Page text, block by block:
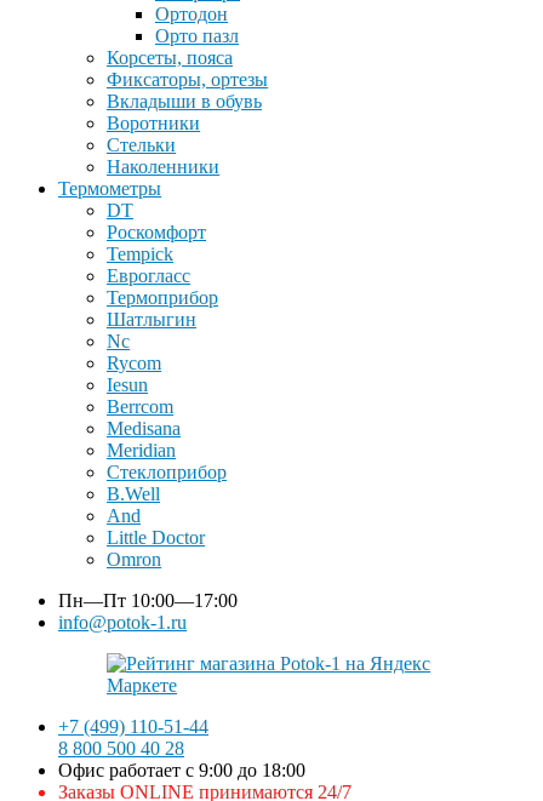
Ортодон
Орто пазл
Корсеты, пояса
Фиксаторы, ортезы
Вкладыши в обувь
Воротники
Стельки
Наколенники
Термометры
DT
Роскомфорт
Tempick
Еврогласс
Термоприбор
Шатлыгин
Nc
Rycom
Iesun
Berrcom
Medisana
Meridian
Стеклоприбор
B.Well
And
Little Doctor
Omron
Пн—Пт 10:00—17:00
info@potok-1.ru
+7 (499) 110-51-44
8 800 500 40 28
Офис работает с 9:00 до 18:00
Заказы ONLINE принимаются 24/7